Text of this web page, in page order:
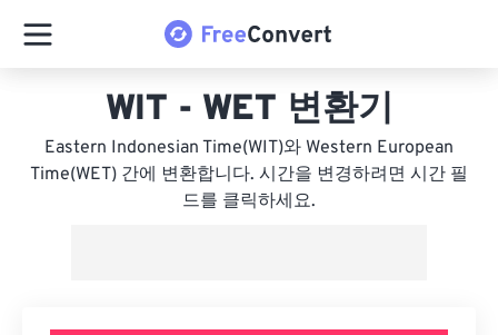
WIT - WET 변환기
Eastern Indonesian Time(WIT)와 Western European
Time(WET) 간에 변환합니다. 시간을 변경하려면 시간 필
드를 클릭하세요.